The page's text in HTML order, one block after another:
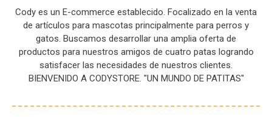
Cody es un E-commerce establecido. Focalizado en la venta
de artículos para mascotas principalmente para perros y
gatos. Buscamos desarrollar una amplia oferta de
productos para nuestros amigos de cuatro patas logrando
satisfacer las necesidades de nuestros clientes.
BIENVENIDO A CODYSTORE. "UN MUNDO DE PATITAS"